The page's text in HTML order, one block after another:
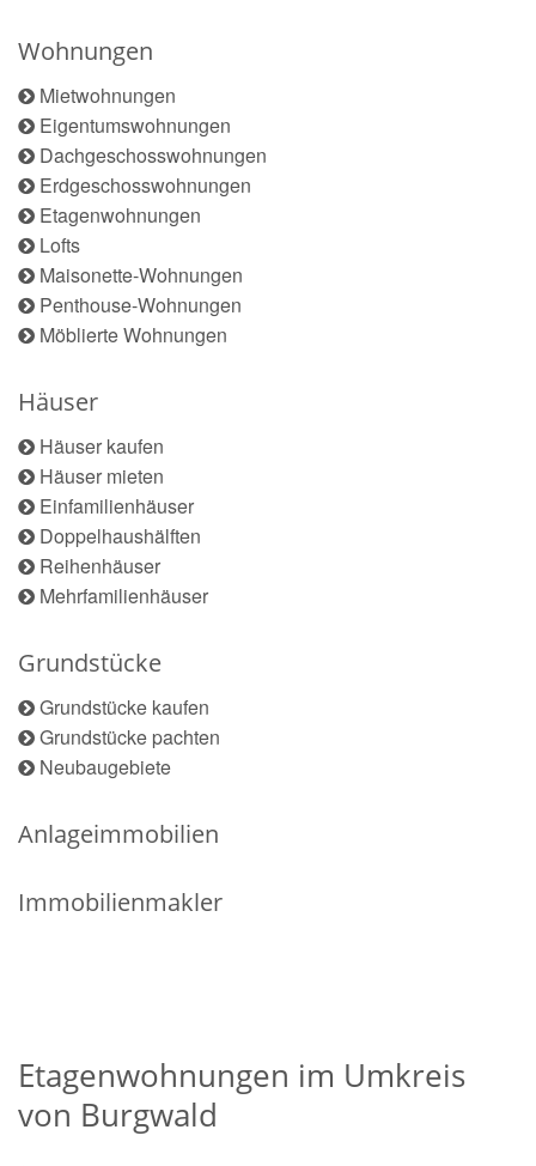
Wohnungen
Mietwohnungen
Eigentumswohnungen
Dachgeschosswohnungen
Erdgeschosswohnungen
Etagenwohnungen
Lofts
Maisonette-Wohnungen
Penthouse-Wohnungen
Möblierte Wohnungen
Häuser
Häuser kaufen
Häuser mieten
Einfamilienhäuser
Doppelhaushälften
Reihenhäuser
Mehrfamilienhäuser
Grundstücke
Grundstücke kaufen
Grundstücke pachten
Neubaugebiete
Anlageimmobilien
Immobilienmakler
Etagenwohnungen im Umkreis
von Burgwald